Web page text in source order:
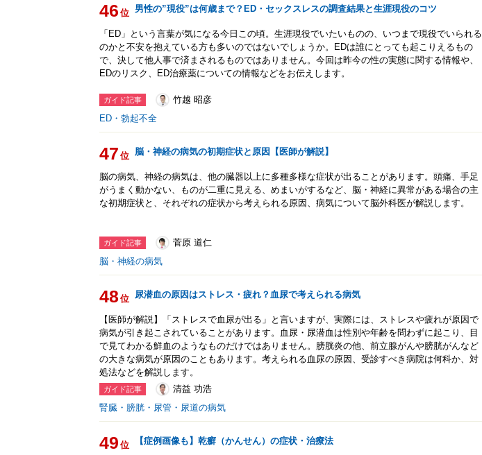
46 位 男性の”現役”は何歳まで？ED・セックスレスの調査結果と生涯現役のコツ
「ED」という言葉が気になる今日この頃。生涯現役でいたいものの、いつまで現役でいられる
のかと不安を抱えている方も多いのではないでしょうか。EDは誰にとっても起こりえるもの
で、決して他人事で済まされるものではありません。今回は昨今の性の実態に関する情報や、
EDのリスク、ED治療薬についての情報などをお伝えします。
ガイド記事
竹越 昭彦
ED・勃起不全
47 位 脳・神経の病気の初期症状と原因【医師が解説】
脳の病気、神経の病気は、他の臓器以上に多種多様な症状が出ることがあります。頭痛、手足
がうまく動かない、ものが二重に見える、めまいがするなど、脳・神経に異常がある場合の主
な初期症状と、それぞれの症状から考えられる原因、病気について脳外科医が解説します。
ガイド記事
菅原 道仁
脳・神経の病気
48位 尿潜血の原因はストレス・疲れ？血尿で考えられる病気
【医師が解説】「ストレスで血尿が出る」と言いますが、実際には、ストレスや疲れが原因で
病気が引き起こされていることがあります。血尿・尿潜血は性別や年齢を問わずに起こり、目
で見てわかる鮮血のようなものだけではありません。膀胱炎の他、前立腺がんや膀胱がんなど
の大きな病気が原因のこともあります。考えられる血尿の原因、受診すべき病院は何科か、対
処法などを解説します。
ガイド記事
清益 功浩
腎臓・膀胱・尿管・尿道の病気
49 位 【症例画像も】乾癬（かんせん）の症状・治療法